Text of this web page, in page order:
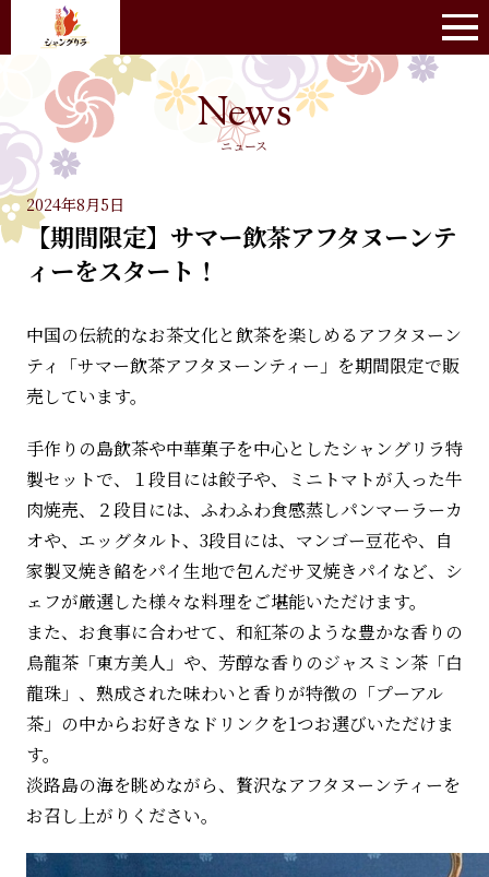
ニュース
2024年8月5日
【期間限定】サマー飲茶アフタヌーンテ
ィーをスタート！
中国の伝統的なお茶文化と飲茶を楽しめるアフタヌーン
ティ「サマー飲茶アフタヌーンティー」を期間限定で販
売しています。
手作りの島飲茶や中華菓子を中心としたシャングリラ特
製セットで、１段目には餃子や、ミニトマトが入った牛
肉焼売、２段目には、ふわふわ食感蒸しパンマーラーカ
オや、エッグタルト、3段目には、マンゴー豆花や、自
家製叉焼き餡をパイ生地で包んだサ叉焼きパイなど、シ
ェフが厳選した様々な料理をご堪能いただけます。
また、お食事に合わせて、和紅茶のような豊かな香りの
烏龍茶「東方美人」や、芳醇な香りのジャスミン茶「白
龍珠」、熟成された味わいと香りが特徴の「プーアル
茶」の中からお好きなドリンクを1つお選びいただけま
す。
淡路島の海を眺めながら、贅沢なアフタヌーンティーを
お召し上がりください。